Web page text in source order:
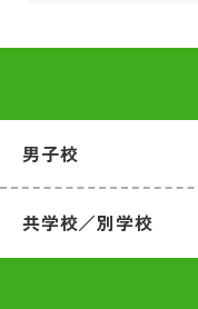
男子校
共学校／別学校